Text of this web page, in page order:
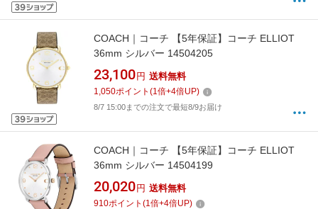
COACH｜コーチ 【5年保証】コーチ ELLIOT
36mm シルバー 14504205
23,100 円 送料無料
1,050ポイント (1倍+4倍UP)
8/7 15:00までの注文で最短8/9お届け
COACH｜コーチ 【5年保証】コーチ ELLIOT
36mm シルバー 14504199
20,020 円 送料無料
910ポイント (1倍+4倍UP)